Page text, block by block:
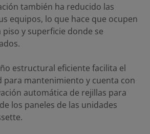
también ha reducido las
equipos, lo que hace que ocupen
y superficie donde se
estructural eficiente facilita el
para mantenimiento y cuenta con
automática de rejillas para
los paneles de las unidades